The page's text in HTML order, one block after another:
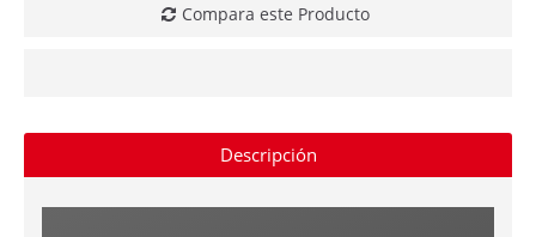
Compara este Producto
Descripción